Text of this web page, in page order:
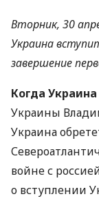
Вторник, 30
Украина
завершение
Когда
Украины
Украина
войне с
о вступлении